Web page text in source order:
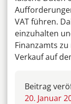
VAT führen.
einzuhalten
Finanzamts
Verkauf auf
Beitrag
20. Januar